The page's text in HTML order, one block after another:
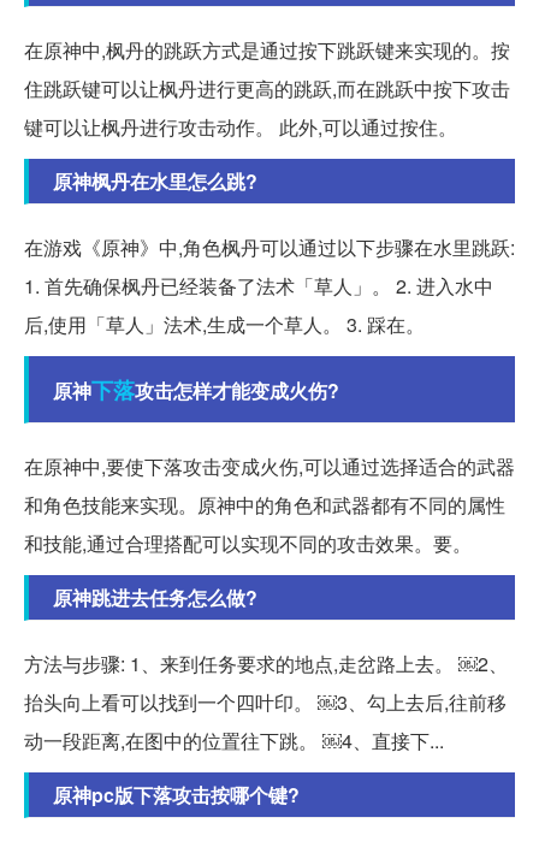
在原神中,枫丹的跳跃方式是通过按下跳跃键来实现的。按
住跳跃键可以让枫丹进行更高的跳跃,而在跳跃中按下攻击
键可以让枫丹进行攻击动作。 此外,可以通过按住。
原神枫丹在水里怎么跳?
在游戏《原神》中,角色枫丹可以通过以下步骤在水里跳跃:
1. 首先确保枫丹已经装备了法术「草人」。 2. 进入水中
后,使用「草人」法术,生成一个草人。 3. 踩在。
原神下落攻击怎样才能变成火伤?
在原神中,要使下落攻击变成火伤,可以通过选择适合的武器
和角色技能来实现。原神中的角色和武器都有不同的属性
和技能,通过合理搭配可以实现不同的攻击效果。要。
原神跳进去任务怎么做?
方法与步骤: 1、来到任务要求的地点,走岔路上去。 ￼2、
抬头向上看可以找到一个四叶印。 ￼3、勾上去后,往前移
动一段距离,在图中的位置往下跳。 ￼4、直接下...
原神pc版下落攻击按哪个键?